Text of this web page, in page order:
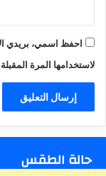
احفظ اسمي، بريدي
لاستخدامها المرة
حالة الطقس